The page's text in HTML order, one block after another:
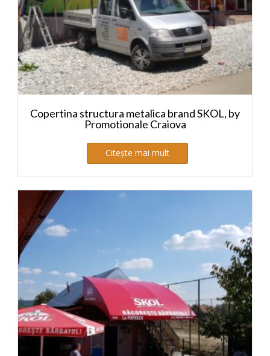
Copertina structura metalica brand SKOL, by
Promotionale Craiova
Citește mai mult